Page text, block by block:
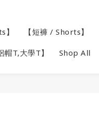
】 【短褲 / Shorts】
帽T,大學T】 Shop All